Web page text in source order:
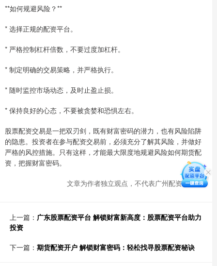
**如何规避风险？**
* 选择正规的配资平台。
* 严格控制杠杆倍数，不要过度加杠杆。
* 制定明确的交易策略，并严格执行。
* 随时监控市场动态，及时止盈止损。
* 保持良好的心态，不要被贪婪和恐惧左右。
股票配资交易是一把双刃剑，既有财富密码的潜力，也有风险陷阱
的隐患。投资者在参与配资交易前，必须充分了解其风险，并做好
严格的风控措施。只有这样，才能最大限度地规避风险如何期货配
资，把握财富密码。
文章为作者独立观点，不代表广州配资网观点
上一篇： 广东股票配资平台 解锁财富新高度：股票配资平台助力
投资
下一篇： 期货配资开户 解锁财富密码：轻松找寻股票配资秘诀